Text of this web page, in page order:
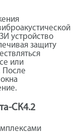
устройство
защиту
или
После
СК4.2